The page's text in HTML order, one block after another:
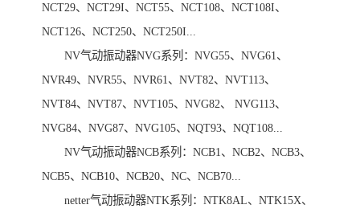
NCT29、NCT29I、NCT55、NCT108、NCT108I、
NCT126、NCT250、NCT250I...
NV气动振动器NVG系列：NVG55、NVG61、
NVR49、NVR55、NVR61、NVT82、NVT113、
NVT84、NVT87、NVT105、NVG82、 NVG113、
NVG84、NVG87、NVG105、NQT93、NQT108...
NV气动振动器NCB系列：NCB1、NCB2、NCB3、
NCB5、NCB10、NCB20、NC、NCB70...
netter气动振动器NTK系列：NTK8AL、NTK15X、